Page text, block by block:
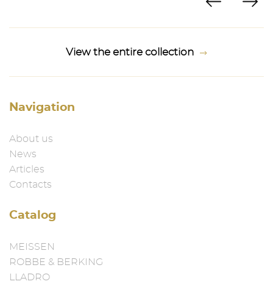
View the entire collection
Navigation
About us
News
Articles
Contacts
Catalog
MEISSEN
ROBBE & BERKING
LLADRO